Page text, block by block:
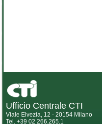
Ufficio Centrale CTI
Viale Elvezia, 12 - 20154 Milano
Tel. +39 02 266.265.1